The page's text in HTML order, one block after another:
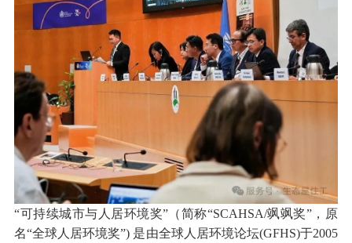
“可持续城市与人居环境奖”（简称“SCAHSA/飒飒奖”，原
名“全球人居环境奖”) 是由全球人居环境论坛(GFHS)于2005